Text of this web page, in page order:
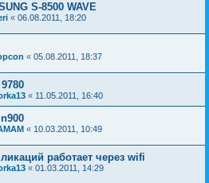
S-8500 WAVE
« 06.08.2011, 18:20
« 05.08.2011, 18:37
« 11.05.2011, 16:40
« 10.03.2011, 10:49
работает через wifi
« 01.03.2011, 14:29